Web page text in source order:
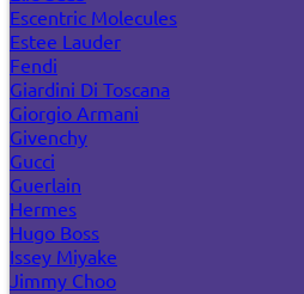
Escentric Molecules
Estee Lauder
Fendi
Giardini Di Toscana
Giorgio Armani
Givenchy
Gucci
Guerlain
Hermes
Hugo Boss
Issey Miyake
Jimmy Choo